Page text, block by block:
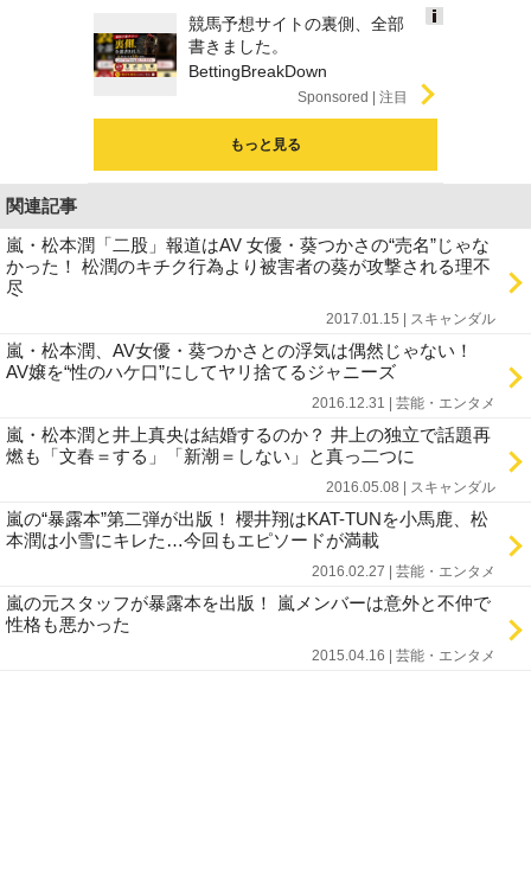
競馬予想サイトの裏側、全部
書きました。
BettingBreakDown
Sponsored
もっと見る
関連記事
嵐・松本潤「二股」報道はAV 女優・葵つかさの“売名”じゃな
かった！ 松潤のキチク行為より被害者の葵が攻撃される理不
尽
2017.01.15 | スキャンダル
嵐・松本潤、AV女優・葵つかさとの浮気は偶然じゃない！
AV嬢を“性のハケ口”にしてヤリ捨てるジャニーズ
2016.12.31 | 芸能・エンタメ
嵐・松本潤と井上真央は結婚するのか？ 井上の独立で話題再
燃も「文春＝する」「新潮＝しない」と真っ二つに
2016.05.08 | スキャンダル
嵐の“暴露本”第二弾が出版！ 櫻井翔はKAT-TUNを小馬鹿、松
本潤は小雪にキレた…今回もエピソードが満載
2016.02.27 | 芸能・エンタメ
嵐の元スタッフが暴露本を出版！ 嵐メンバーは意外と不仲で
性格も悪かった
2015.04.16 | 芸能・エンタメ